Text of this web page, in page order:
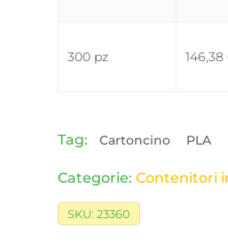
300 pz 146,38
Tag: Cartoncino PLA
Categorie:Contenitori
SKU:23360